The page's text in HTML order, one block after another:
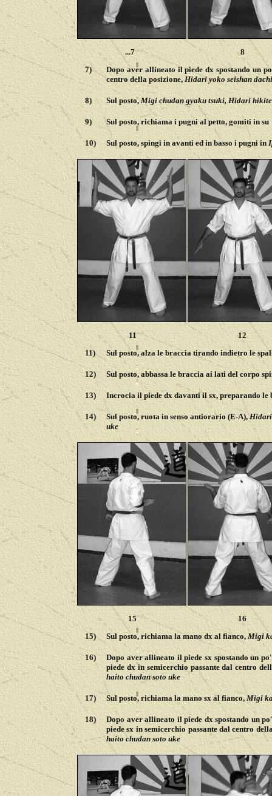
...7
8
7)
Dopo aver allineato il piede dx spostando un
centro della posizione, Hidari yoko seishan
8) Sul posto,Migi chudan gyaku tsuki, Hidari hikite
9) Sul posto, richiama i pugni al petto, gomiti in su
10) Sul posto, spingi in avanti ed in basso i pugni in
11
12
11)
Sul posto, alza le braccia tirando indietro le
12) Sul posto, abbassa le braccia ai lati del corpo
13) Incrocia il piede dx davanti il sx, preparando le
14) Sul posto, ruota in senso antiorario (E-A),
uke
15
16
15)
Sul posto, richiama la mano dx al fianco,Migi
16)
Dopo aver allineato il piede sx spostando un
piede dx in semicerchio passante dal centro
haito chudan soto uke
17) Sul posto, richiama la mano sx al fianco, Migi
18)
Dopo aver allineato il piede dx spostando un
piede sx in semicerchio passante dal centro
haito chudan soto uke